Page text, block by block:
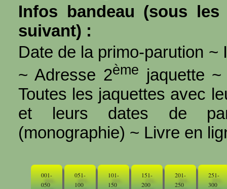
Infos bandeau (sous
suivant) :
Date de la primo-parution ~
~ Adresse 2ème jaquette
Toutes les jaquettes avec
et leurs dates de
(monographie) ~ Livre en
001-
050
051-
100
101-
150
151-
200
201-
250
251-
300